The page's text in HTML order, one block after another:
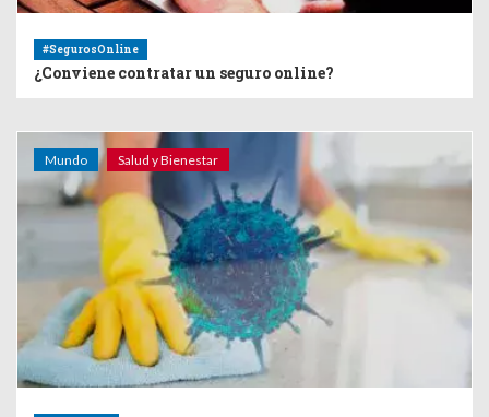
#SegurosOnline
¿Conviene contratar un seguro online?
Mundo Salud y Bienestar